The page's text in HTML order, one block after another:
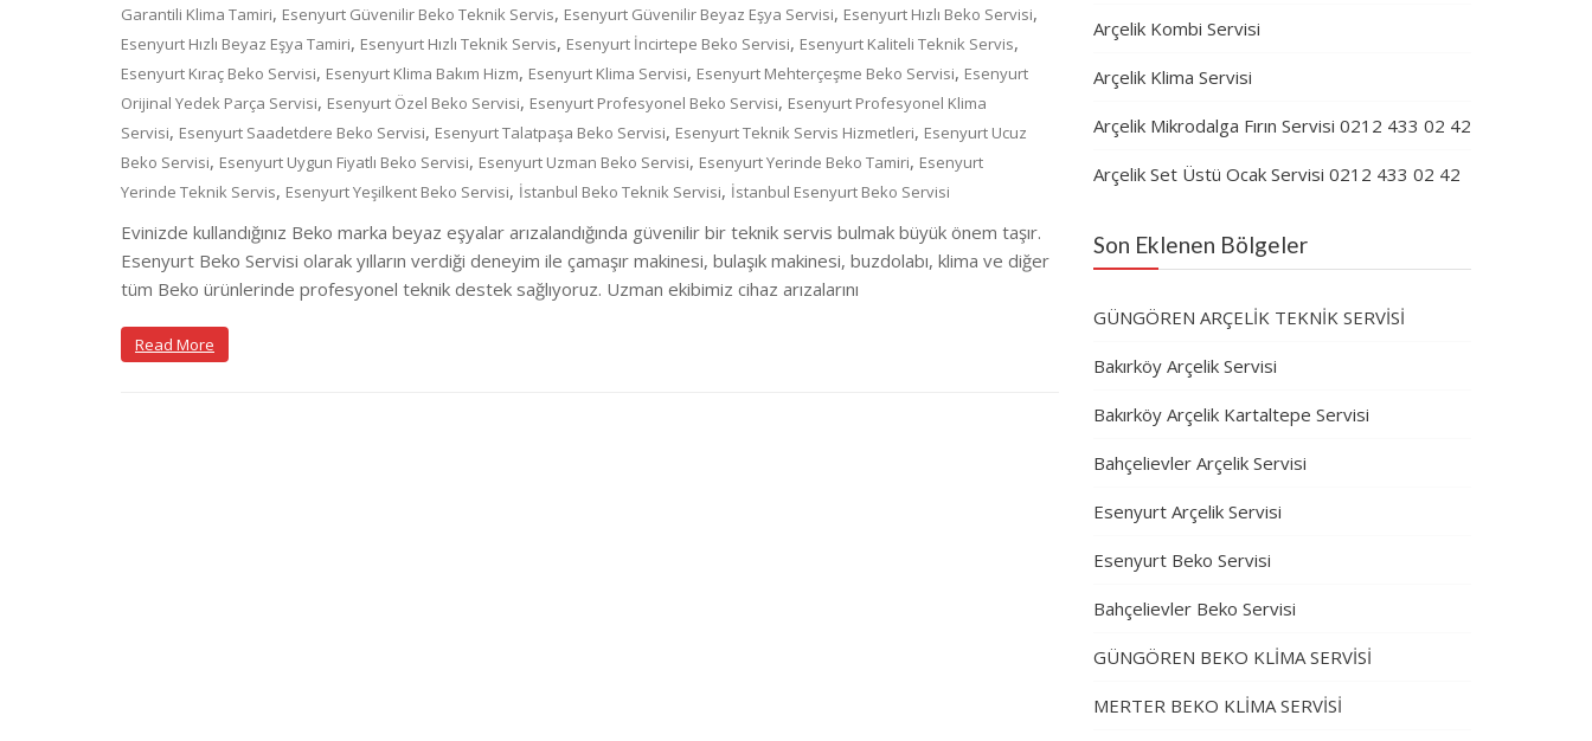
Garantili Klima Tamiri, Esenyurt Güvenilir Beko Teknik Servis, Esenyurt Güvenilir Beyaz Eşya Servisi, Esenyurt Hızlı Beko Servisi,
Esenyurt Hızlı Beyaz Eşya Tamiri, Esenyurt Hızlı Teknik Servis, Esenyurt İncirtepe Beko Servisi, Esenyurt Kaliteli Teknik Servis,
Esenyurt Kıraç Beko Servisi, Esenyurt Klima Bakım Hizm, Esenyurt Klima Servisi, Esenyurt Mehterçeşme Beko Servisi, Esenyurt
Orijinal Yedek Parça Servisi, Esenyurt Özel Beko Servisi, Esenyurt Profesyonel Beko Servisi, Esenyurt Profesyonel Klima
Servisi, Esenyurt Saadetdere Beko Servisi, Esenyurt Talatpaşa Beko Servisi, Esenyurt Teknik Servis Hizmetleri, Esenyurt Ucuz
Beko Servisi, Esenyurt Uygun Fiyatlı Beko Servisi, Esenyurt Uzman Beko Servisi, Esenyurt Yerinde Beko Tamiri, Esenyurt
Yerinde Teknik Servis, Esenyurt Yeşilkent Beko Servisi, İstanbul Beko Teknik Servisi, İstanbul Esenyurt Beko Servisi
Evinizde kullandığınız Beko marka beyaz eşyalar arızalandığında güvenilir bir teknik servis bulmak büyük önem taşır.
Esenyurt Beko Servisi olarak yılların verdiği deneyim ile çamaşır makinesi, bulaşık makinesi, buzdolabı, klima ve diğer
tüm Beko ürünlerinde profesyonel teknik destek sağlıyoruz. Uzman ekibimiz cihaz arızalarını
Read More
Arçelik Kombi Servisi
Arçelik Klima Servisi
Arçelik Mikrodalga Fırın Servisi 0212 433 02 42
Arçelik Set Üstü Ocak Servisi 0212 433 02 42
Son Eklenen Bölgeler
GÜNGÖREN ARÇELİK TEKNİK SERVİSİ
Bakırköy Arçelik Servisi
Bakırköy Arçelik Kartaltepe Servisi
Bahçelievler Arçelik Servisi
Esenyurt Arçelik Servisi
Esenyurt Beko Servisi
Bahçelievler Beko Servisi
GÜNGÖREN BEKO KLİMA SERVİSİ
MERTER BEKO KLİMA SERVİSİ